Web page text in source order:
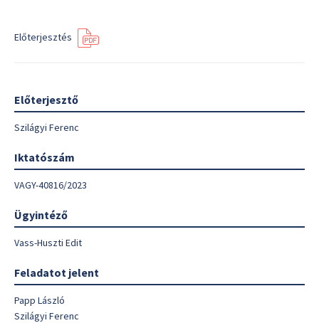
Előterjesztés
Előterjesztő
Szilágyi Ferenc
Iktatószám
VAGY-40816/2023
Ügyintéző
Vass-Huszti Edit
Feladatot jelent
Papp László
Szilágyi Ferenc